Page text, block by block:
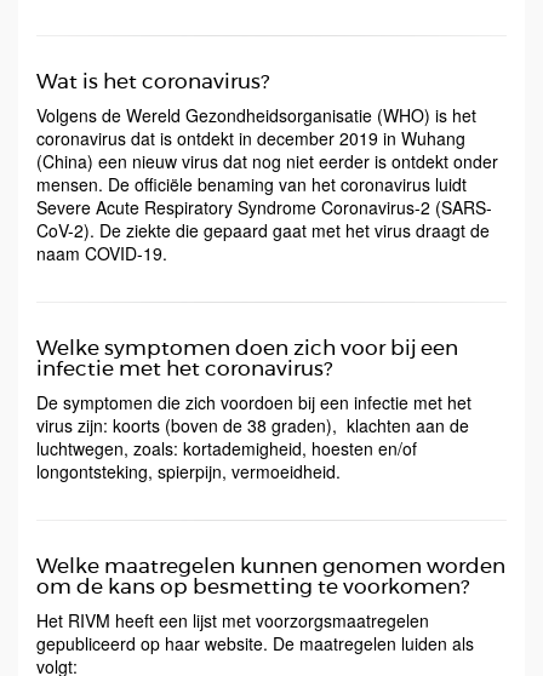
Wat is het coronavirus?
Volgens de Wereld Gezondheidsorganisatie (WHO) is het
coronavirus dat is ontdekt in december 2019 in Wuhang
(China) een nieuw virus dat nog niet eerder is ontdekt onder
mensen. De officiële benaming van het coronavirus luidt
Severe Acute Respiratory Syndrome Coronavirus-2 (SARS-
CoV-2). De ziekte die gepaard gaat met het virus draagt de
naam COVID-19.
Welke symptomen doen zich voor bij een
infectie met het coronavirus?
De symptomen die zich voordoen bij een infectie met het
virus zijn: koorts (boven de 38 graden), klachten aan de
luchtwegen, zoals: kortademigheid, hoesten en/of
longontsteking, spierpijn, vermoeidheid.
Welke maatregelen kunnen genomen worden
om de kans op besmetting te voorkomen?
Het RIVM heeft een lijst met voorzorgsmaatregelen
gepubliceerd op haar website. De maatregelen luiden als
volgt: